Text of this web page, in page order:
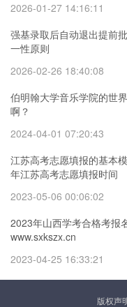
2026-01-27 14:16:11
强基录取后自动退出提前
一性原则
2026-02-26 18:40:08
伯明翰大学音乐学院的世
啊？
2024-04-01 07:20:43
江苏高考志愿填报的基本
年江苏高考志愿填报时间
2023-05-06 00:06:02
2023年山西学考合格考报
www.sxkszx.cn
2023-04-25 16:33:21
版权声